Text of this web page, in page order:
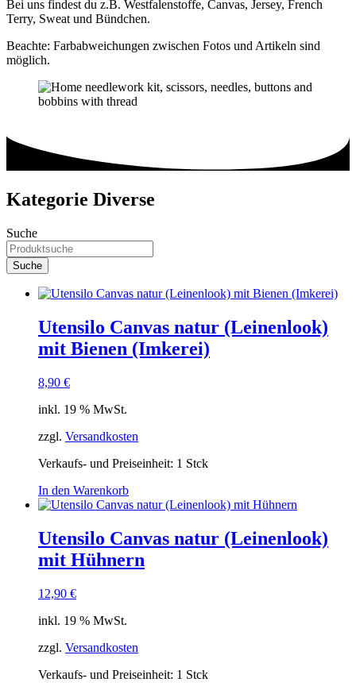
Bei uns findest du z.B. Westfalenstoffe, Canvas, Jersey, French
Terry, Sweat und Bündchen.
Beachte: Farbabweichungen zwischen Fotos und Artikeln sind
möglich.
Kategorie Diverse
Suche
Suche
Utensilo Canvas natur (Leinenlook)
mit Bienen (Imkerei)
8,90 €
inkl. 19 % MwSt.
zzgl. Versandkosten
Verkaufs- und Preiseinheit: 1 Stck
In den Warenkorb
Utensilo Canvas natur (Leinenlook)
mit Hühnern
12,90 €
inkl. 19 % MwSt.
zzgl. Versandkosten
Verkaufs- und Preiseinheit: 1 Stck